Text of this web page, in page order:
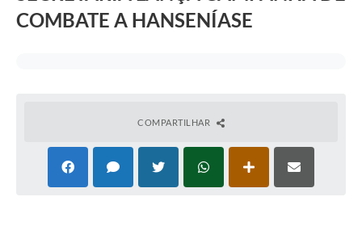
COMBATE A HANSENÍASE
COMPARTILHAR